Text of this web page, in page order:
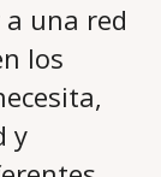
una red
los
y